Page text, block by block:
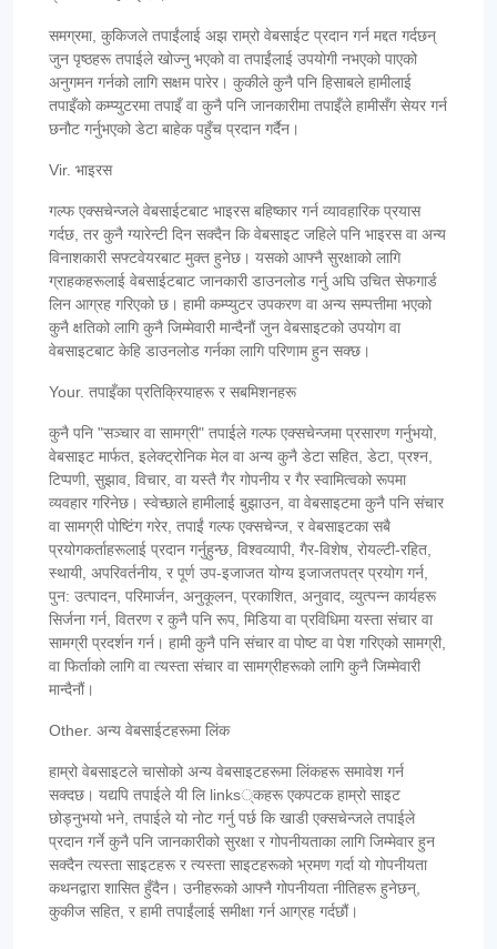
समग्रमा, कुकिजले तपाईंलाई अझ राम्रो वेबसाईट प्रदान गर्न मद्दत गर्दछन्
जुन पृष्ठहरू तपाईले खोज्नु भएको वा तपाईंलाई उपयोगी नभएको पाएको
अनुगमन गर्नको लागि सक्षम पारेर। कुकीले कुनै पनि हिसाबले हामीलाई
तपाइँको कम्प्युटरमा तपाइँ वा कुनै पनि जानकारीमा तपाइँले हामीसँग सेयर गर्न
छनौट गर्नुभएको डेटा बाहेक पहुँच प्रदान गर्दैन।
Vir. भाइरस
गल्फ एक्सचेन्जले वेबसाईटबाट भाइरस बहिष्कार गर्न व्यावहारिक प्रयास
गर्दछ, तर कुनै ग्यारेन्टी दिन सक्दैन कि वेबसाइट जहिले पनि भाइरस वा अन्य
विनाशकारी सफ्टवेयरबाट मुक्त हुनेछ। यसको आफ्नै सुरक्षाको लागि
ग्राहकहरूलाई वेबसाईटबाट जानकारी डाउनलोड गर्नु अघि उचित सेफगार्ड
लिन आग्रह गरिएको छ। हामी कम्प्युटर उपकरण वा अन्य सम्पत्तीमा भएको
कुनै क्षतिको लागि कुनै जिम्मेवारी मान्दैनौं जुन वेबसाइटको उपयोग वा
वेबसाइटबाट केहि डाउनलोड गर्नका लागि परिणाम हुन सक्छ।
Your. तपाइँका प्रतिक्रियाहरू र सबमिशनहरू
कुनै पनि "सञ्चार वा सामग्री" तपाईले गल्फ एक्सचेन्जमा प्रसारण गर्नुभयो,
वेबसाइट मार्फत, इलेक्ट्रोनिक मेल वा अन्य कुनै डेटा सहित, डेटा, प्रश्न,
टिप्पणी, सुझाव, विचार, वा यस्तै गैर गोपनीय र गैर स्वामित्वको रूपमा
व्यवहार गरिनेछ। स्वेच्छाले हामीलाई बुझाउन, वा वेबसाइटमा कुनै पनि संचार
वा सामग्री पोष्टिंग गरेर, तपाईं गल्फ एक्सचेन्ज, र वेबसाइटका सबै
प्रयोगकर्ताहरूलाई प्रदान गर्नुहुन्छ, विश्वव्यापी, गैर-विशेष, रोयल्टी-रहित,
स्थायी, अपरिवर्तनीय, र पूर्ण उप-इजाजत योग्य इजाजतपत्र प्रयोग गर्न,
पुन: उत्पादन, परिमार्जन, अनुकूलन, प्रकाशित, अनुवाद, व्युत्पन्न कार्यहरू
सिर्जना गर्न, वितरण र कुनै पनि रूप, मिडिया वा प्रविधिमा यस्ता संचार वा
सामग्री प्रदर्शन गर्न। हामी कुनै पनि संचार वा पोष्ट वा पेश गरिएको सामग्री,
वा फिर्ताको लागि वा त्यस्ता संचार वा सामग्रीहरूको लागि कुनै जिम्मेवारी
मान्दैनौं।
Other. अन्य वेबसाईटहरूमा लिंक
हाम्रो वेबसाइटले चासोको अन्य वेबसाइटहरूमा लिंकहरू समावेश गर्न
सक्दछ। यद्यपि तपाईले यी लि links्कहरू एकपटक हाम्रो साइट
छोड्नुभयो भने, तपाईले यो नोट गर्नु पर्छ कि खाडी एक्सचेन्जले तपाईले
प्रदान गर्ने कुनै पनि जानकारीको सुरक्षा र गोपनीयताका लागि जिम्मेवार हुन
सक्दैन त्यस्ता साइटहरू र त्यस्ता साइटहरूको भ्रमण गर्दा यो गोपनीयता
कथनद्वारा शासित हुँदैन। उनीहरूको आफ्नै गोपनीयता नीतिहरू हुनेछन्,
कुकीज सहित, र हामी तपाईंलाई समीक्षा गर्न आग्रह गर्दछौं।